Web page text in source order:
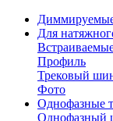
Для
Профиль
Трековый
Фото
Однофазные
Однофазный